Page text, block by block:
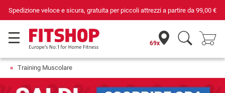
Spedizione veloce e sicura, gratuita per piccoli attrezzi a partire da 99,00 €
69x
Training Muscolare